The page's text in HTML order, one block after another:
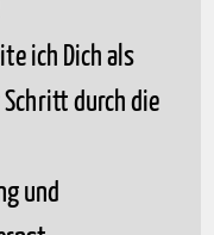
ich Dich als
durch die
und